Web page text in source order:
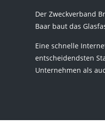
Der Zweckverband
Baar baut das
Eine schnelle
entscheidendsten
Unternehmen als